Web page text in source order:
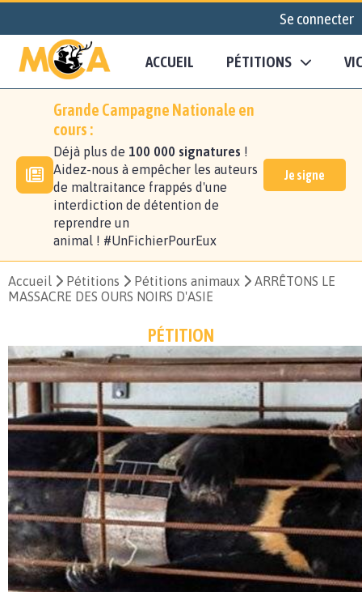
Se connecter
ACCUEIL PÉTITIONS
Grande Campagne Nationale en
cours :
Déjà plus de 100 000 signatures !
Aidez-nous à empêcher les auteurs
de maltraitance frappés d'une
interdiction de détention de
reprendre un
animal ! #UnFichierPourEux
Je signe
Accueil Pétitions Pétitions animaux
ARRÊTONS LE
MASSACRE DES OURS NOIRS D'ASIE
PÉTITION